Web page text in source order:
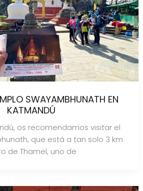
SWAYAMBHUNATH EN
KATMANDÚ
os recomendamos visitar el
que está a tan solo 3 km
de Thamel, uno de